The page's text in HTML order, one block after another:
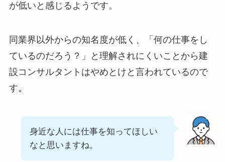
が低いと感じるようです。
同業界以外からの知名度が低く、「何の仕事をし
ているのだろう？」と理解されにくいことから建
設コンサルタントはやめとけと言われているので
す。
身近な人には仕事を知ってほしい
なと思いますね。